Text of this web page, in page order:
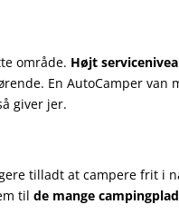
område. Højt
En AutoCamper van
giver jer.
tilladt at campere frit i
tilde mange